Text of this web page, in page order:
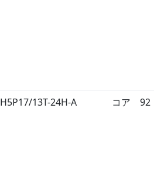
H5P17/13T-24H-A コア 92